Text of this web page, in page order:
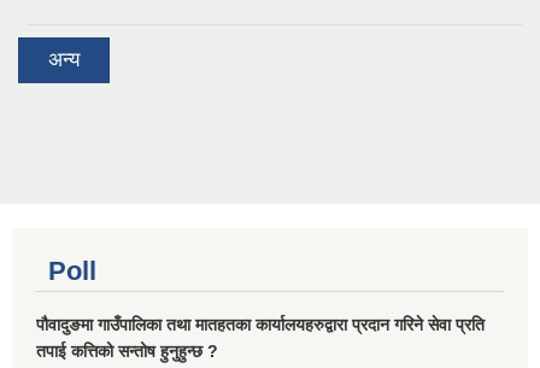
अन्य
Poll
पौवादुङमा गाउँपालिका तथा मातहतका कार्यालयहरुद्वारा प्रदान गरिने सेवा प्रति
तपाई कत्तिको सन्तोष हुनुहुन्छ ?